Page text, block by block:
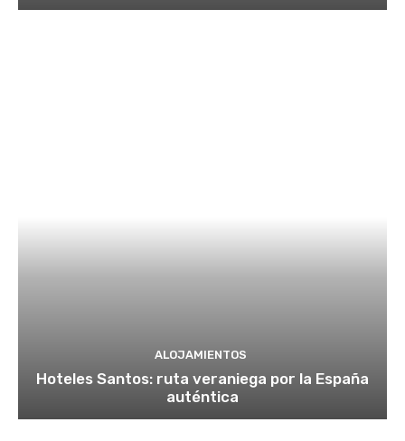
ALOJAMIENTOS
Hoteles Santos: ruta veraniega por la España
auténtica